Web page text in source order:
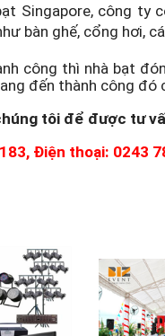
Singapore, công
bàn ghế, cổng hơi,
công thì nhà bạt
đến thành công đó
tôi để được tư
Điện thoại: 0243